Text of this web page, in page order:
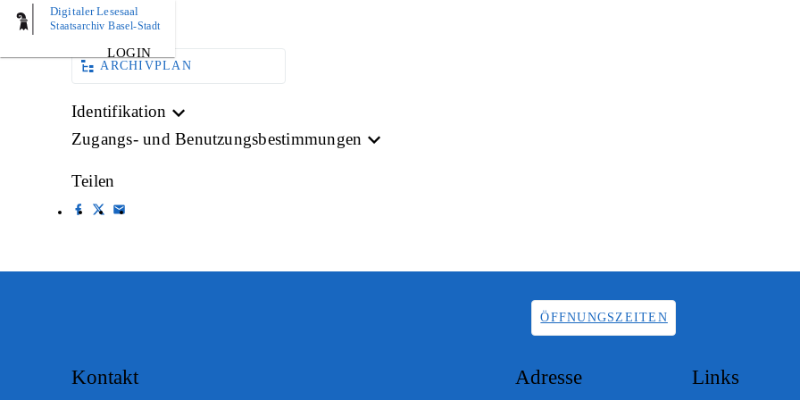
Digitaler Lesesaal
Staatsarchiv Basel-Stadt
LOGIN
OBJEKT
ARCHIVPLAN
Identifikation
Zugangs- und Benutzungsbestimmungen
Teilen
ÖFFNUNGSZEITEN
Kontakt Adresse Links